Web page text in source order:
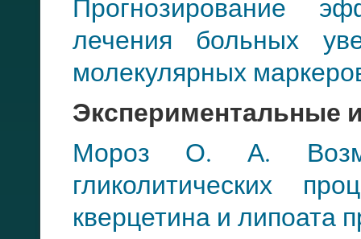
Прогнозирование
лечения больных
молекулярных
Экспериментальные
Мороз О. А.
гликолитических
кверцетина и липоата